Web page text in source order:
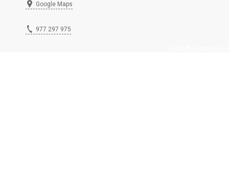
Google Maps
977 297 975